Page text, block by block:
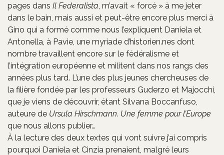
pages dans Il Federalista , m’avait « forcé » à me jeter
dans le bain, mais aussi et peut-être encore plus merci à
Gino qui a formé comme nous l’expliquent Daniela et
Antonella, à Pavie, une myriade d’historien.nes dont
nombre travaillent encore sur le fédéralisme et
l’intégration européenne et militent dans nos rangs des
années plus tard. L’une des plus jeunes chercheuses de
la filière fondée par les professeurs Guderzo et Majocchi,
que je viens de découvrir, étant Silvana Boccanfuso,
auteure de Ursula Hirschmann. Une femme pour l’Europe
que nous allons publier…
À la lecture des deux textes qui vont suivre j’ai compris
pourquoi Daniela et Cinzia prenaient, malgré leurs